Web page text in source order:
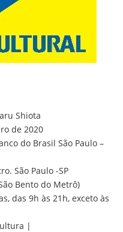
Shiota
de 2020
do Brasil São Paulo –
São Paulo -SP
Bento do Metrô)
das 9h às 21h, exceto às
|